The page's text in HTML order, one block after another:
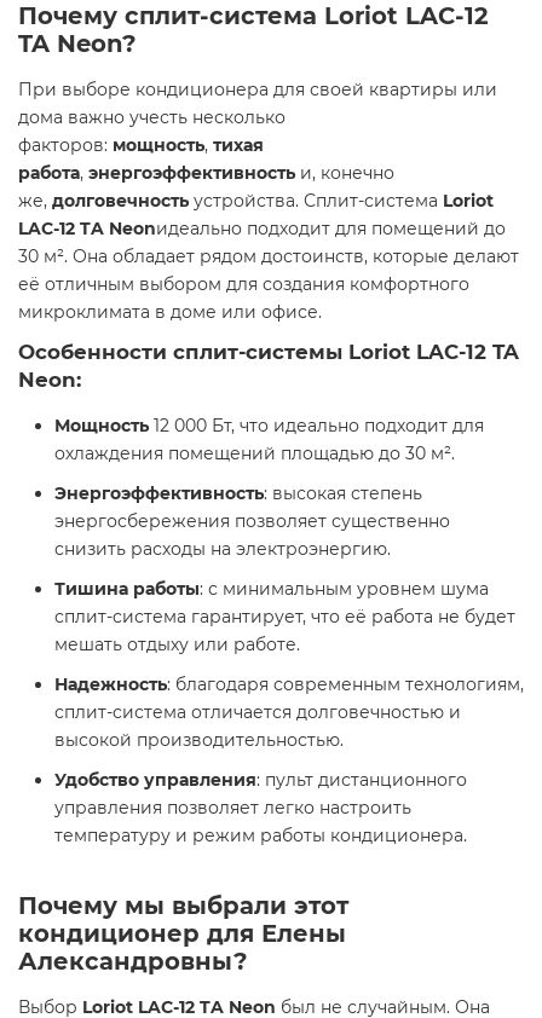
Почему сплит-система Loriot LAC-12
TA Neon?
При выборе кондиционера для своей квартиры или
дома важно учесть несколько
факторов: мощность, тихая
работа, энергоэффективность и, конечно
же, долговечность устройства. Сплит-система Loriot
LAC-12 TA Neonидеально подходит для помещений до
30 м². Она обладает рядом достоинств, которые делают
её отличным выбором для создания комфортного
микроклимата в доме или офисе.
Особенности сплит-системы Loriot LAC-12 TA
Neon:
Мощность 12 000 Бт, что идеально подходит для
охлаждения помещений площадью до 30 м².
Энергоэффективность: высокая степень
энергосбережения позволяет существенно
снизить расходы на электроэнергию.
Тишина работы: с минимальным уровнем шума
сплит-система гарантирует, что её работа не будет
мешать отдыху или работе.
Надежность: благодаря современным технологиям,
сплит-система отличается долговечностью и
высокой производительностью.
Удобство управления: пульт дистанционного
управления позволяет легко настроить
температуру и режим работы кондиционера.
Почему мы выбрали этот
кондиционер для Елены
Александровны?
Выбор Loriot LAC-12 TA Neon был не случайным. Она